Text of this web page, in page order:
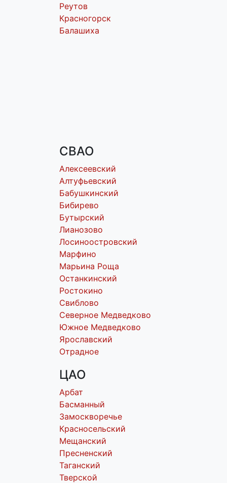
Реутов
Красногорск
Балашиха
СВАО
Алексеевский
Алтуфьевский
Бабушкинский
Бибирево
Бутырский
Лианозово
Лосиноостровский
Марфино
Марьина Роща
Останкинский
Ростокино
Свиблово
Северное Медведково
Южное Медведково
Ярославский
Отрадное
ЦАО
Арбат
Басманный
Замоскворечье
Красносельский
Мещанский
Пресненский
Таганский
Тверской